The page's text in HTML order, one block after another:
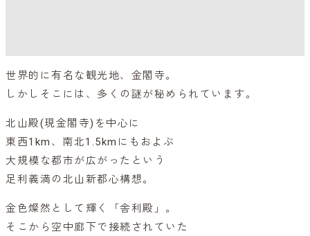
世界的に有名な観光地、金閣寺。
しかしそこには、多くの謎が秘められています。
北山殿(現金閣寺)を中心に
東西1km、南北1.5kmにもおよぶ
大規模な都市が広がったという
足利義満の北山新都心構想。
金色燦然として輝く「舎利殿」。
そこから空中廊下で接続されていた